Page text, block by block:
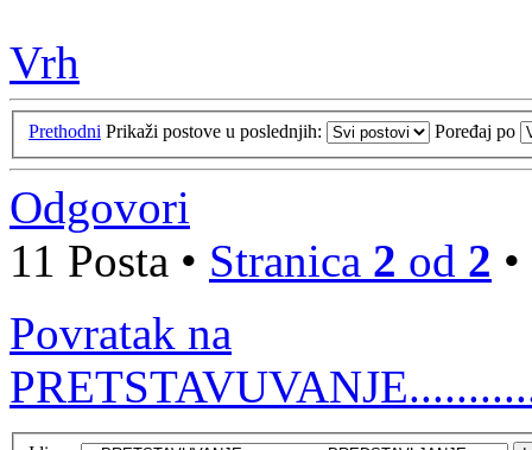
Vrh
Prethodni Prikaži postove u poslednjih: Poređaj po
Odgovori
11 Posta • Stranica 2 od 2 •
Povratak na